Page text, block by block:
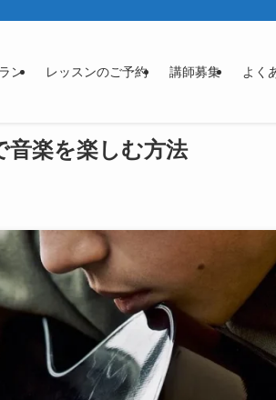
ン レッスンのご予約 講師募集 よく
楽を楽しむ方法